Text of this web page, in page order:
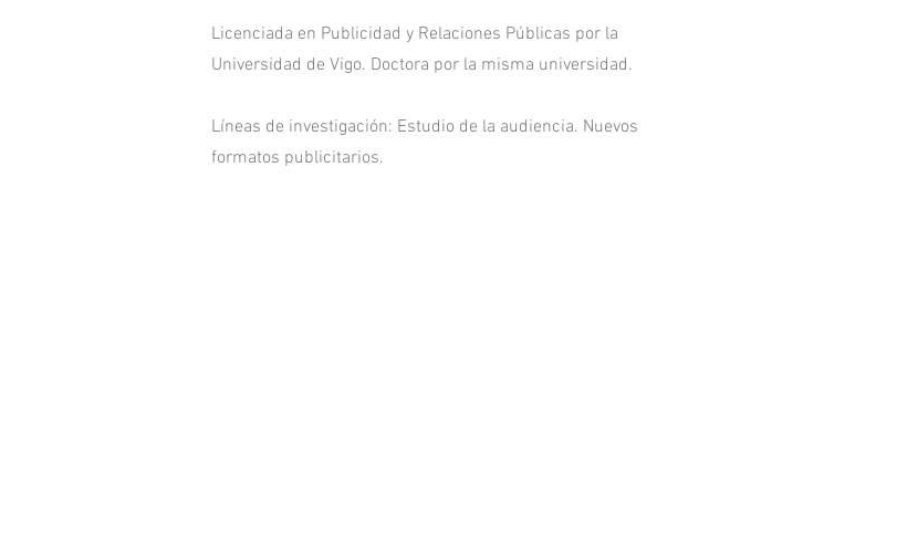
Licenciada en Publicidad y Relaciones Públicas por la
Universidad de Vigo. Doctora por la misma universidad.
Líneas de investigación: Estudio de la audiencia. Nuevos
formatos publicitarios.